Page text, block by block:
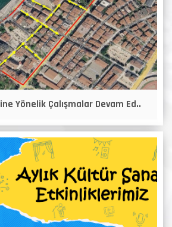
Yönelik Çalışmalar Devam Ed..